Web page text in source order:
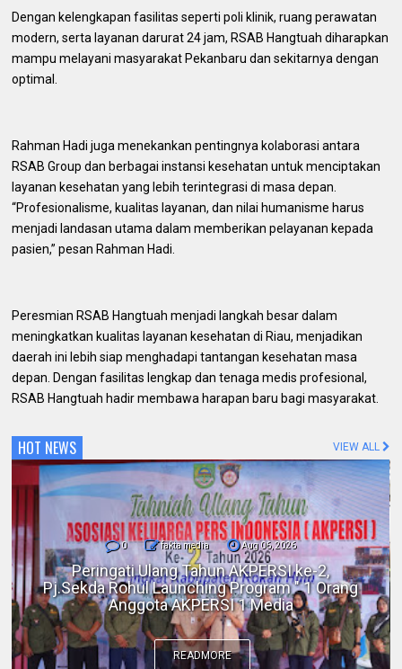
Dengan kelengkapan fasilitas seperti poli klinik, ruang perawatan
modern, serta layanan darurat 24 jam, RSAB Hangtuah diharapkan
mampu melayani masyarakat Pekanbaru dan sekitarnya dengan
optimal.
Rahman Hadi juga menekankan pentingnya kolaborasi antara
RSAB Group dan berbagai instansi kesehatan untuk menciptakan
layanan kesehatan yang lebih terintegrasi di masa depan.
“Profesionalisme, kualitas layanan, dan nilai humanisme harus
menjadi landasan utama dalam memberikan pelayanan kepada
pasien,” pesan Rahman Hadi.
Peresmian RSAB Hangtuah menjadi langkah besar dalam
meningkatkan kualitas layanan kesehatan di Riau, menjadikan
daerah ini lebih siap menghadapi tantangan kesehatan masa
depan. Dengan fasilitas lengkap dan tenaga medis profesional,
RSAB Hangtuah hadir membawa harapan baru bagi masyarakat.
HOT NEWS VIEW ALL
0 fakta media Aug 06, 2026
Polres Inhil bersama Pemkab Inhil dan
BKSDA Riau Perkuat Sinergi Tangani
Gangguan Kera Liar di Tembilahan
READMORE